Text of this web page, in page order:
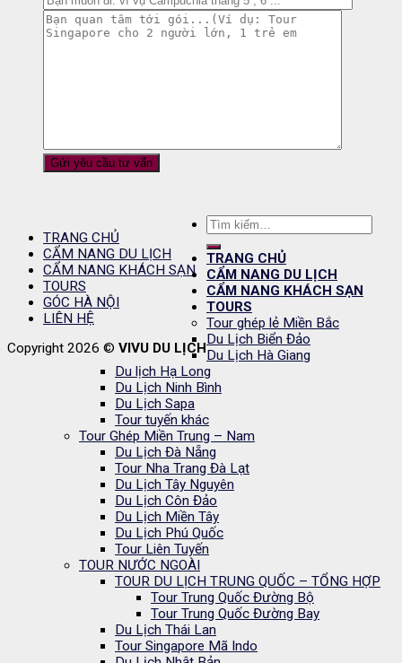
TRANG CHỦ
CẨM NANG DU LỊCH
CẨM NANG KHÁCH SẠN
TOURS
GÓC HÀ NỘI
LIÊN HỆ
Copyright 2026 © VIVU DU LỊCH
Tìm
kiếm:
TRANG CHỦ
CẨM NANG DU LỊCH
CẨM NANG KHÁCH SẠN
TOURS
Tour ghép lẻ Miền Bắc
Du Lịch Biển Đảo
Du Lịch Hà Giang
Du lịch Hạ Long
Du Lịch Ninh Bình
Du Lịch Sapa
Tour tuyến khác
Tour Ghép Miền Trung – Nam
Du Lịch Đà Nẵng
Tour Nha Trang Đà Lạt
Du Lịch Tây Nguyên
Du Lịch Côn Đảo
Du Lịch Miền Tây
Du Lịch Phú Quốc
Tour Liên Tuyến
TOUR NƯỚC NGOÀI
TOUR DU LỊCH TRUNG QUỐC – TỔNG HỢP
Tour Trung Quốc Đường Bộ
Tour Trung Quốc Đường Bay
Du Lịch Thái Lan
Tour Singapore Mã Indo